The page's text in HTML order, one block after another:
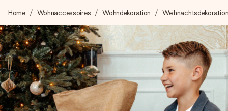
Wir bereiten dein Geschenk sorgfältig vor und schicken es
blitzschnell – damit du es genau zum richtigen Zeitpunkt
überreichen kannst, wenn es am meisten zählt.
4,8 (basierend auf +15.000 Bewertungen)
Unsere Geschenke begeistern. Kunden bewerten uns mit
4,8 bei Google Reviews (Gesamtergebnis aller Länder, in
Home Wohnaccessoires Wohndekoration